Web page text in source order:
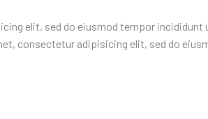
elit, sed do eiusmod tempor incididunt
consectetur adipisicing elit, sed do